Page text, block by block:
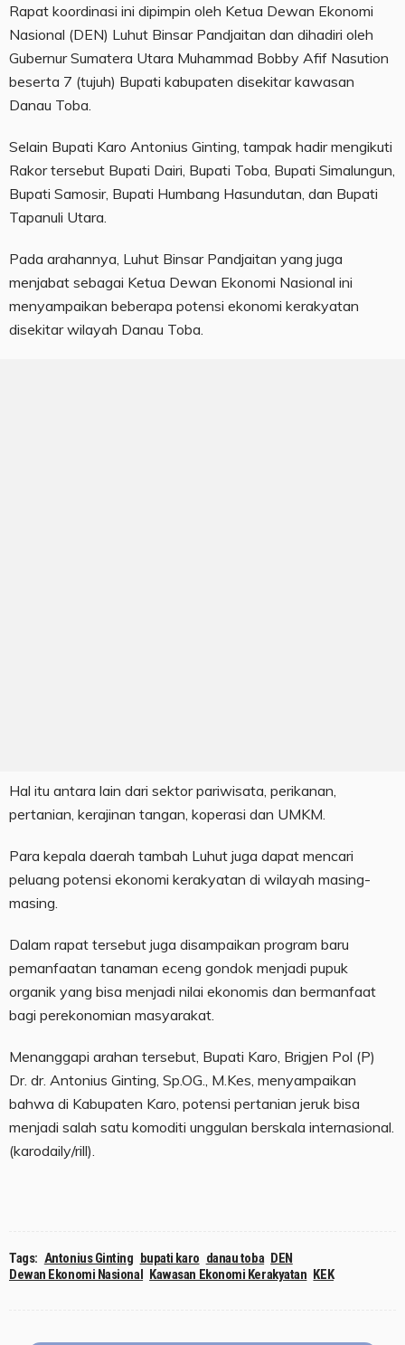
Rapat koordinasi ini dipimpin oleh Ketua Dewan Ekonomi
Nasional (DEN) Luhut Binsar Pandjaitan dan dihadiri oleh
Gubernur Sumatera Utara Muhammad Bobby Afif Nasution
beserta 7 (tujuh) Bupati kabupaten disekitar kawasan
Danau Toba.
Selain Bupati Karo Antonius Ginting, tampak hadir mengikuti
Rakor tersebut Bupati Dairi, Bupati Toba, Bupati Simalungun,
Bupati Samosir, Bupati Humbang Hasundutan, dan Bupati
Tapanuli Utara.
Pada arahannya, Luhut Binsar Pandjaitan yang juga
menjabat sebagai Ketua Dewan Ekonomi Nasional ini
menyampaikan beberapa potensi ekonomi kerakyatan
disekitar wilayah Danau Toba.
Hal itu antara lain dari sektor pariwisata, perikanan,
pertanian, kerajinan tangan, koperasi dan UMKM.
Para kepala daerah tambah Luhut juga dapat mencari
peluang potensi ekonomi kerakyatan di wilayah masing-
masing.
Dalam rapat tersebut juga disampaikan program baru
pemanfaatan tanaman eceng gondok menjadi pupuk
organik yang bisa menjadi nilai ekonomis dan bermanfaat
bagi perekonomian masyarakat.
Menanggapi arahan tersebut, Bupati Karo, Brigjen Pol (P)
Dr. dr. Antonius Ginting, Sp.OG., M.Kes, menyampaikan
bahwa di Kabupaten Karo, potensi pertanian jeruk bisa
menjadi salah satu komoditi unggulan berskala internasional.
(karodaily/rill).
Tags: Antonius Ginting bupati karo danau toba DEN
Dewan Ekonomi Nasional Kawasan Ekonomi Kerakyatan KEK